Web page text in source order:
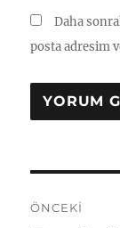
Daha
posta adresim
ÖNCEKI